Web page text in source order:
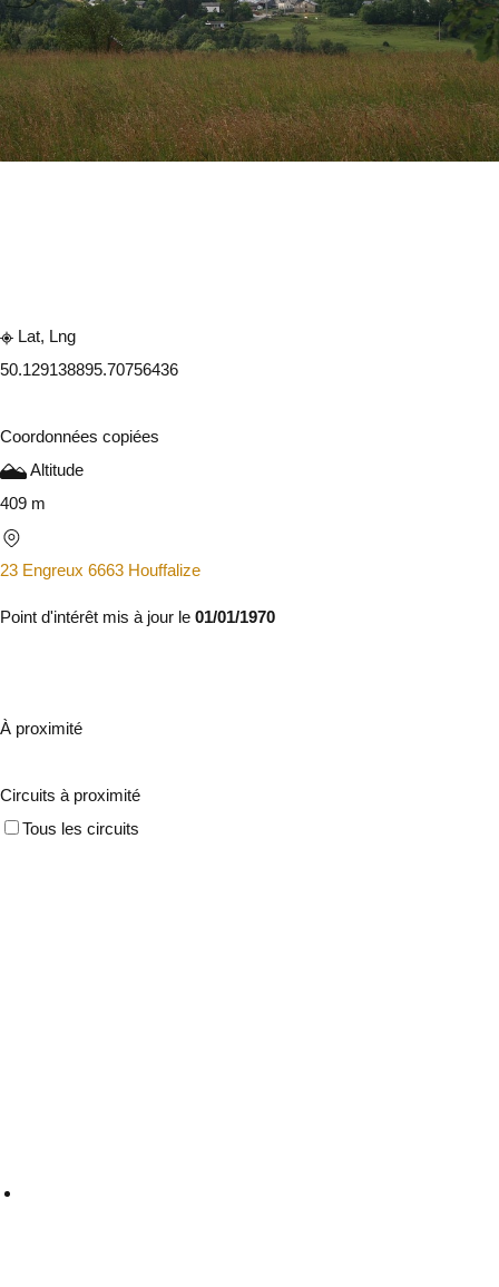
Lat, Lng
50.129138895.70756436
Coordonnées copiées
Altitude
409 m
23 Engreux 6663 Houffalize
Point d'intérêt mis à jour le 01/01/1970
À proximité
Circuits à proximité
Tous les circuits